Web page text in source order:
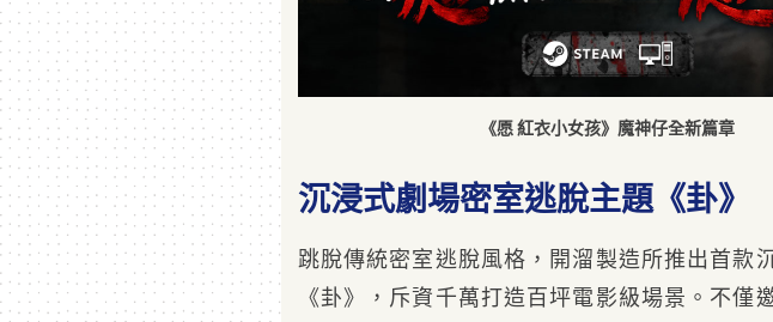
《愿 紅衣小女孩》魔神仔全新篇章
沉浸式劇場密室逃脫主題《卦》
跳脫傳統密室逃脫風格，開溜製造所推出首款
《卦》，斥資千萬打造百坪電影級場景。不僅